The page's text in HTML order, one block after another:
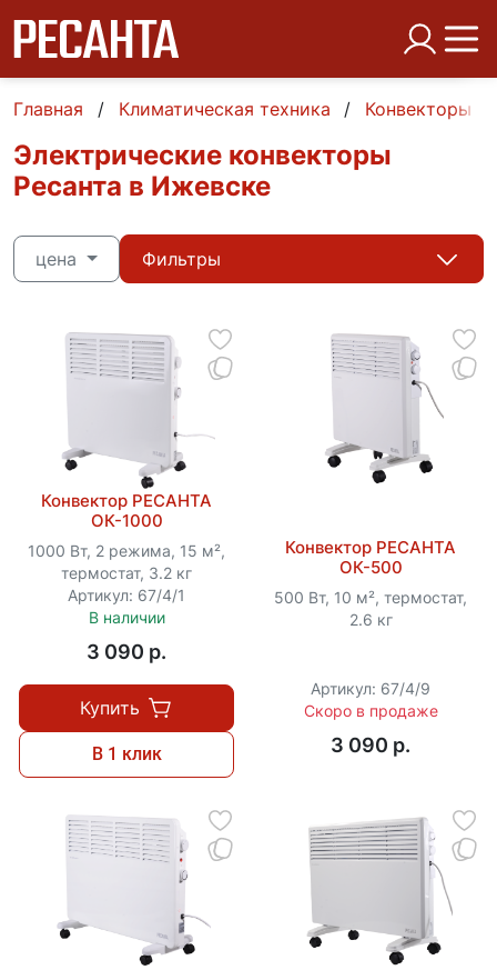
Главная Климатическая техника Конвекторы
Электрические конвекторы
Ресанта в Ижевске
цена Фильтры
Конвектор РЕСАНТА
ОК-1000
1000 Вт, 2 режима, 15 м²,
термостат, 3.2 кг
Артикул: 67/4/1
В наличии
3 090 p.
Купить
В 1 клик
Конвектор РЕСАНТА
ОК-500
500 Вт, 10 м², термостат,
2.6 кг
Артикул: 67/4/9
Скоро в продаже
3 090 p.